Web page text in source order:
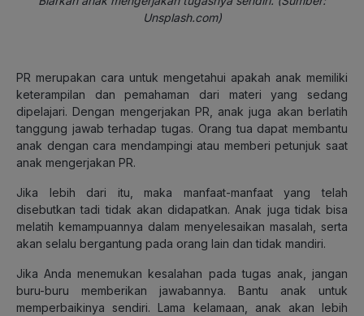
Unsplash.com)
PR merupakan cara untuk mengetahui apakah anak memiliki
keterampilan dan pemahaman dari materi yang sedang
dipelajari. Dengan mengerjakan PR, anak juga akan berlatih
tanggung jawab terhadap tugas. Orang tua dapat membantu
anak dengan cara mendampingi atau memberi petunjuk saat
anak mengerjakan PR.
Jika lebih dari itu, maka manfaat-manfaat yang telah
disebutkan tadi tidak akan didapatkan. Anak juga tidak bisa
melatih kemampuannya dalam menyelesaikan masalah, serta
akan selalu bergantung pada orang lain dan tidak mandiri.
Jika Anda menemukan kesalahan pada tugas anak, jangan
buru-buru memberikan jawabannya. Bantu anak untuk
memperbaikinya sendiri. Lama kelamaan, anak akan lebih